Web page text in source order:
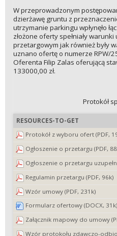
W przeprowadzonym
dzierżawę gruntu z
utrzymanie parkingu wpłynęło
złożone oferty spełniały
przetargowym jak również były
uznano ofertę o numerze RPW/
Oferenta Filip Zalas oferującą
133000,00 zł.
Protokół
RESOURCES-TO-GET
Protokół z wyboru ofert (PDF,
Ogłoszenie o przetargu (PDF,
Ogłoszenie o przetargu
Regulamin przetargu (PDF, 96k)
Wzór umowy (PDF, 231k)
Formularz ofertowy (DOCX, 31k)
Załącznik mapowy do umowy
Wzór protokołu zdawczo-